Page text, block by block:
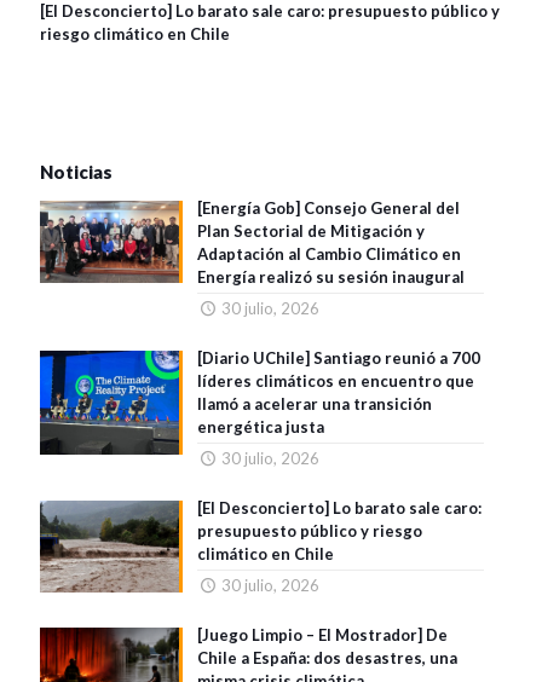
[El Desconcierto] Lo barato sale caro: presupuesto público y
riesgo climático en Chile
Noticias
[Energía Gob] Consejo General del
Plan Sectorial de Mitigación y
Adaptación al Cambio Climático en
Energía realizó su sesión inaugural
30 julio, 2026
[Diario UChile] Santiago reunió a 700
líderes climáticos en encuentro que
llamó a acelerar una transición
energética justa
30 julio, 2026
[El Desconcierto] Lo barato sale caro:
presupuesto público y riesgo
climático en Chile
30 julio, 2026
[Juego Limpio – El Mostrador] De
Chile a España: dos desastres, una